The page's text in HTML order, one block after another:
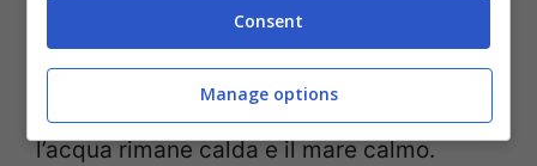
Se volete evitare sorprese l’
vi accoglierà con le sue numerose baie.
Queste sono molto riparate dai venti,
l’acqua rimane calda e il mare calmo.
Consent
Manage options